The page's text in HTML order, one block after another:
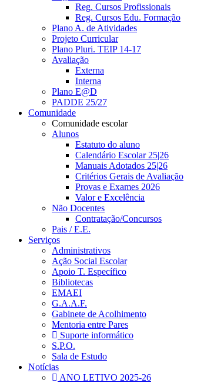
Reg. Cursos Profissionais
Reg. Cursos Edu. Formação
Plano A. de Atividades
Projeto Curricular
Plano Pluri. TEIP 14-17
Avaliação
Externa
Interna
Plano E@D
PADDE 25/27
Comunidade
Comunidade escolar
Alunos
Estatuto do aluno
Calendário Escolar 25|26
Manuais Adotados 25|26
Critérios Gerais de Avaliação
Provas e Exames 2026
Valor e Excelência
Não Docentes
Contratação/Concursos
Pais / E.E.
Serviços
Administrativos
Ação Social Escolar
Apoio T. Específico
Bibliotecas
EMAEI
G.A.A.F.
Gabinete de Acolhimento
Mentoria entre Pares
Suporte informático
S.P.O.
Sala de Estudo
Notícias
ANO LETIVO 2025-26